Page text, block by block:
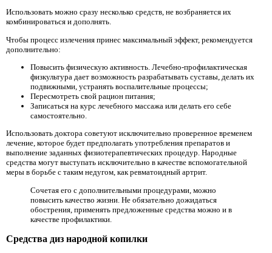
Использовать можно сразу несколько средств, не возбраняется их
комбинироваться и дополнять.
Чтобы процесс излечения принес максимальный эффект, рекомендуется
дополнительно:
Повысить физическую активность. Лечебно-профилактическая
физкультура дает возможность разрабатывать суставы, делать их
подвижными, устранять воспалительные процессы;
Пересмотреть свой рацион питания;
Записаться на курс лечебного массажа или делать его себе
самостоятельно.
Использовать доктора советуют исключительно проверенное временем
лечение, которое будет предполагать употребления препаратов и
выполнение заданных физиотерапевтических процедур. Народные
средства могут выступать исключительно в качестве вспомогательной
меры в борьбе с таким недугом, как ревматоидный артрит.
Сочетая его с дополнительными процедурами, можно
повысить качество жизни. Не обязательно дожидаться
обострения, применять предложенные средства можно и в
качестве профилактики.
Средства диз народной копилки